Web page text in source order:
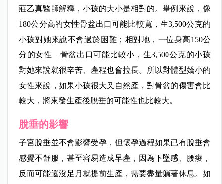
莊乙真醫師解釋，小孩的大小是相對的。舉例來說，像
180公分高的女性骨盆出口可能比較寬，生3,500公克的
小孩對她來說不會過於困難；相對地，一位身高150公
分的女性，骨盆出口可能比較小，生3,500公克的小孩
對她來說就很辛苦、產程也會拉長。所以對體型嬌小的
女性來說，如果小孩很大又自然產，對骨盆的傷害會比
較大，將來發生產後脫垂的可能性也比較大。
脫垂的影響
子宮脫垂並不會影響受孕，但懷孕過程如果已有脫垂會
感覺不舒服，甚至容易造成早產，因為下墜感、腰痠，
反而可能還沒足月就提前生產，需要盡量躺著休息。如